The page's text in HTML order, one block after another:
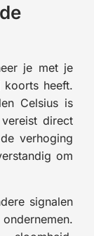
je met je
heeft.
Celsius is
direct
verhoging
om
signalen